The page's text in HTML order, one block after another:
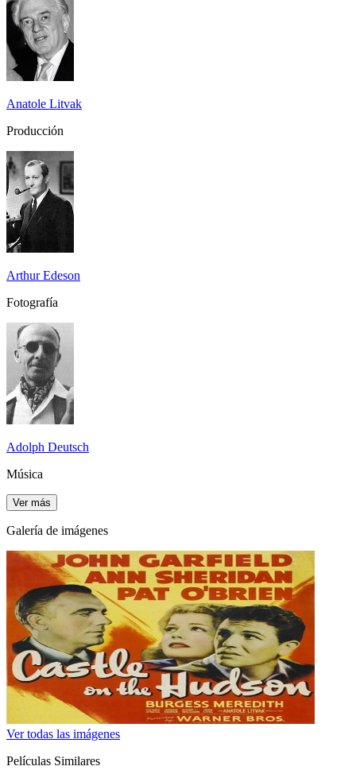
Anatole Litvak
Producción
Arthur Edeson
Fotografía
Adolph Deutsch
Música
Ver más
Galería de imágenes
Ver todas las imágenes
Películas Similares